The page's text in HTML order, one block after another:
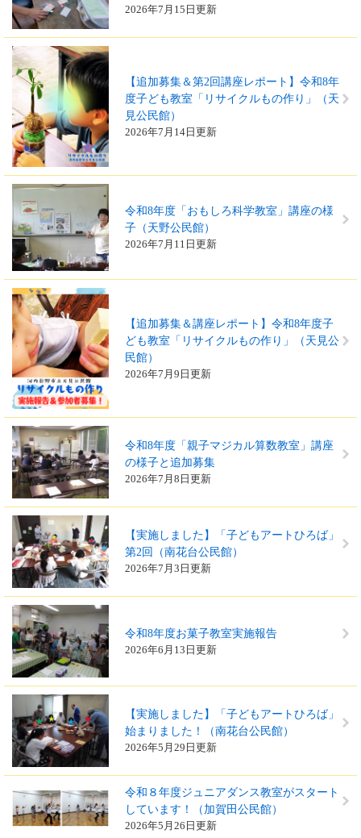
2026年7月15日更新
【追加募集＆第2回講座レポート】令和8年
度子ども教室「リサイクルもの作り」（天
見公民館）
2026年7月14日更新
令和8年度「おもしろ科学教室」講座の様
子（天野公民館）
2026年7月11日更新
【追加募集＆講座レポート】令和8年度子
ども教室「リサイクルもの作り」（天見公
民館）
2026年7月9日更新
令和8年度「親子マジカル算数教室」講座
の様子と追加募集
2026年7月8日更新
【実施しました】「子どもアートひろば」
第2回（南花台公民館）
2026年7月3日更新
令和8年度お菓子教室実施報告
2026年6月13日更新
【実施しました】「子どもアートひろば」
始まりました！（南花台公民館）
2026年5月29日更新
令和８年度ジュニアダンス教室がスタート
しています！（加賀田公民館）
2026年5月26日更新